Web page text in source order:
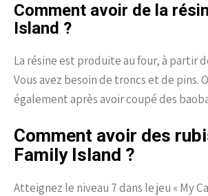
Comment avoir de la
Island ?
La résine est produite au four, à partir
Vous avez besoin de troncs et de pins.
également après avoir coupé des
Comment avoir des
Family Island ?
Atteignez le niveau 7 dans le jeu « My